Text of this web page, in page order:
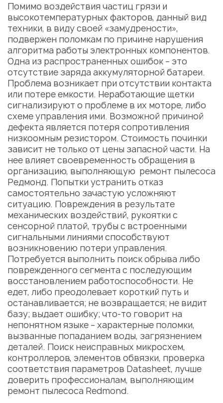
Помимо воздействия частиц грязи и
высокотемпературных факторов, данный вид
техники, в виду своей «замудрености»,
подвержен поломкам по причине нарушения
алгоритма работы электронных компонентов.
Одна из распространенных ошибок – это
отсутствие заряда аккумуляторной батареи.
Проблема возникает при отсутствии контакта
или потере емкости. Неработающие щетки
сигнализируют о проблеме в их моторе, либо
схеме управления ими. Возможной причиной
дефекта является потеря сопротивления
низкоомным резистором. Стоимость починки
зависит не только от цены запасной части. На
нее влияет своевременность обращения в
организацию, выполняющую ремонт пылесоса
Редмонд. Попытки устранить отказ
самостоятельно зачастую усложняют
ситуацию. Повреждения в результате
механических воздействий, рукоятки с
сенсорной платой, трубы с встроенными
сигнальными линиями способствуют
возникновению потери управления.
Потребуется выполнить поиск обрыва либо
поврежденного сегмента с последующим
восстановлением работоспособности. Не
едет, либо преодолевает короткий путь и
останавливается; не возвращается; не видит
базу; выдает ошибку; что-то говорит на
непонятном языке – характерные поломки,
вызванные попаданием воды, загрязнением
деталей. Поиск неисправных микросхем,
контроллеров, элементов обвязки, проверка
соответствия параметров Datasheet, лучше
доверить профессионалам, выполняющим
ремонт пылесоса Redmond.